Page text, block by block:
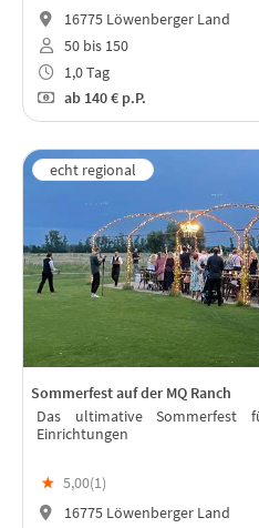
16775 Löwenberger Land
50 bis 150
1,0 Tag
ab140 € p.P.
Sommerfest auf der MQ Ranch
Das ultimative Sommerfest
Einrichtungen
★ 5,00(1)
16775 Löwenberger Land